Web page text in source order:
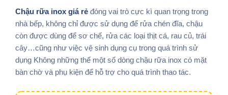
Chậu rữa inox giá rẻ đóng vai trò cực kì quan trọng trong
nhà bếp, không chỉ được sử dụng để rửa chén đĩa, chậu
còn được dùng để sơ chế, rửa các loại thịt cá, rau củ, trái
cây…cũng như việc vệ sinh dụng cụ trong quá trình sử
dụng Không những thế một số dòng chậu rữa inox có mặt
bàn chờ và phụ kiện để hỗ trợ cho quá trình thao tác.